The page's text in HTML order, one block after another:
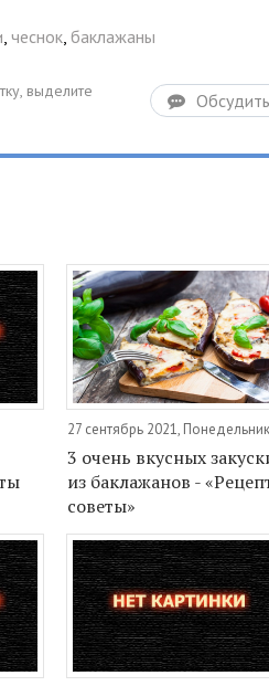
, чеснок, баклажаны
Обсудить
27 сентябрь 2021, Понедельник
3 очень вкусных
из баклажанов -
советы»